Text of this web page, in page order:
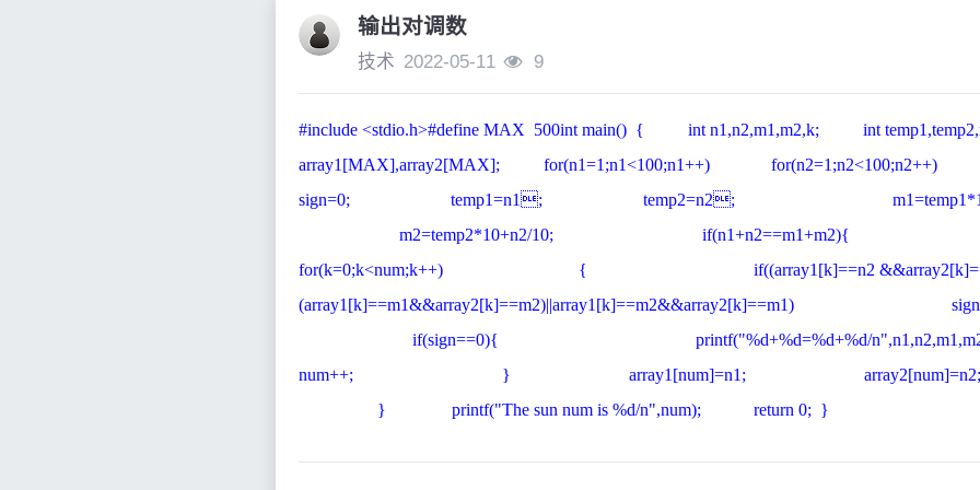
输出对调数
技术 2022-05-11 9
#include <stdio.h>#define MAX 500int main() { int n1,n2,m1,m2,k; int
array1[MAX],array2[MAX]; for(n1=1;n1<100;n1++)
sign=0; temp1=n1; temp2=n2; m1=temp1*10+n1/
m2=temp2*10+n2/10; if(n1+n2==m1+m2){
for(k=0;k<num;k++) { if((array1[k]==n2
if(sign==0){ printf("%d+%d=%d+%d/
num++; } array1[num]=n1;
} printf("The sun num is %d/n",num); return 0; }